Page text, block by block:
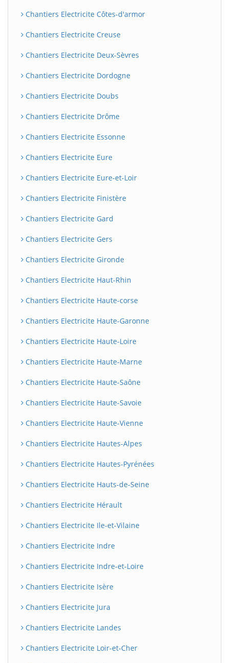
Chantiers Electricite Côtes-d'armor
Chantiers Electricite Creuse
Chantiers Electricite Deux-Sèvres
Chantiers Electricite Dordogne
Chantiers Electricite Doubs
Chantiers Electricite Drôme
Chantiers Electricite Essonne
Chantiers Electricite Eure
Chantiers Electricite Eure-et-Loir
Chantiers Electricite Finistère
Chantiers Electricite Gard
Chantiers Electricite Gers
Chantiers Electricite Gironde
Chantiers Electricite Haut-Rhin
Chantiers Electricite Haute-corse
Chantiers Electricite Haute-Garonne
Chantiers Electricite Haute-Loire
Chantiers Electricite Haute-Marne
Chantiers Electricite Haute-Saône
Chantiers Electricite Haute-Savoie
Chantiers Electricite Haute-Vienne
Chantiers Electricite Hautes-Alpes
Chantiers Electricite Hautes-Pyrénées
Chantiers Electricite Hauts-de-Seine
Chantiers Electricite Hérault
Chantiers Electricite Ile-et-Vilaine
Chantiers Electricite Indre
Chantiers Electricite Indre-et-Loire
Chantiers Electricite Isère
Chantiers Electricite Jura
Chantiers Electricite Landes
Chantiers Electricite Loir-et-Cher